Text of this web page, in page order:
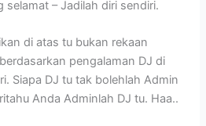
– Jadilah diri sendiri.
di atas tu bukan rekaan
pengalaman DJ di
Siapa DJ tu tak bolehlah Admin
Anda Adminlah DJ tu. Haa..